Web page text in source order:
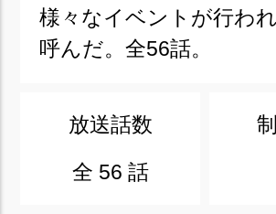
様々なイベントが行わ
呼んだ。全56話。
放送話数
全 56 話